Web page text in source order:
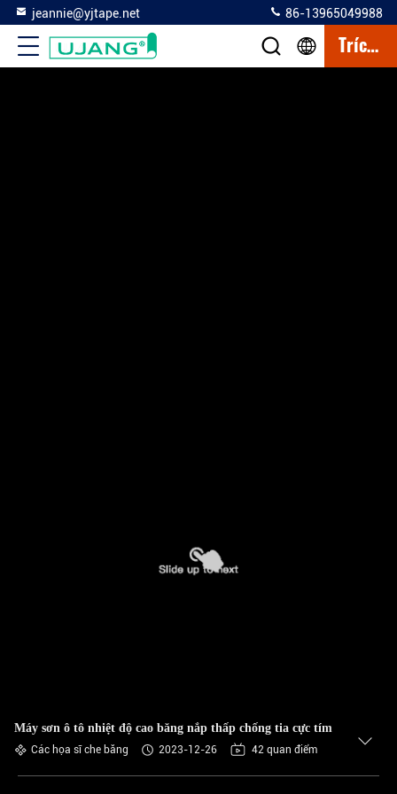
jeannie@yjtape.net 86-13965049988
Trích Dẫn
Máy sơn ô tô nhiệt độ cao băng nắp thấp chống tia cực tím
Các họa sĩ che băng 2023-12-26 42 quan điểm